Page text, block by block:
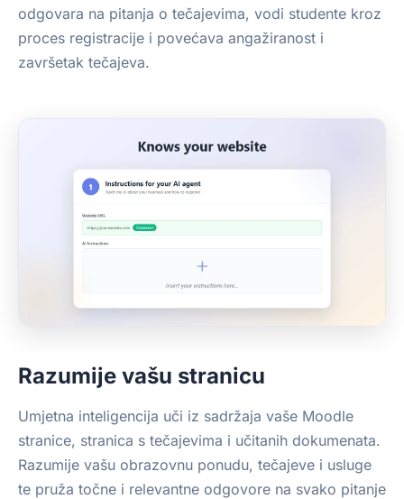
odgovara na pitanja o tečajevima, vodi studente kroz
proces registracije i povećava angažiranost i
završetak tečajeva.
Razumije vašu stranicu
Umjetna inteligencija uči iz sadržaja vaše Moodle
stranice, stranica s tečajevima i učitanih dokumenata.
Razumije vašu obrazovnu ponudu, tečajeve i usluge
te pruža točne i relevantne odgovore na svako pitanje